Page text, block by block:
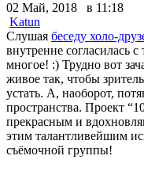
02 Май, 2018 в 11:18
Katun
Слушая беседу холо-
внутренне согласилась
многое! :) Трудно вот
живое так, чтобы
устать. А, наоборот,
пространства. Проект
прекрасным и
этим талантливейшим
съёмочной группы!